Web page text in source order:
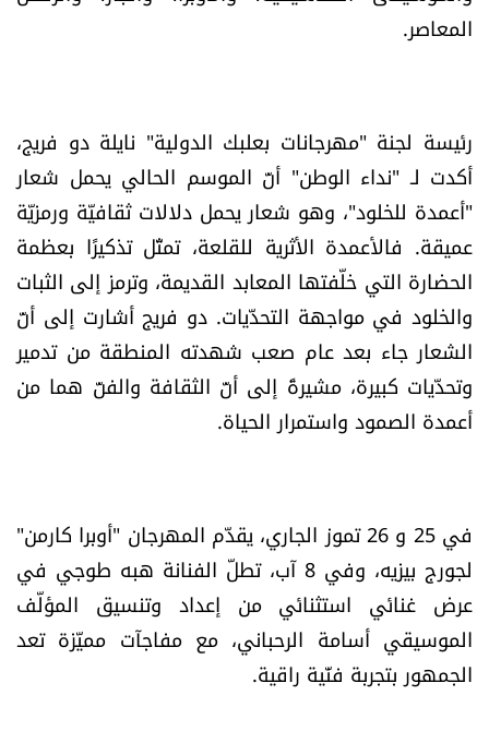
المعاصر.
رئيسة لجنة "مهرجانات بعلبك الدولية" نايلة دو فريج،
أكدت لـ "نداء الوطن" أنّ الموسم الحالي يحمل شعار
"أعمدة للخلود"، وهو شعار يحمل دلالات ثقافيّة ورمزيّة
عميقة. فالأعمدة الأثرية للقلعة، تمثّل تذكيرًا بعظمة
الحضارة التي خلّفتها المعابد القديمة، وترمز إلى الثبات
والخلود في مواجهة التحدّيات. دو فريج أشارت إلى أنّ
الشعار جاء بعد عام صعب شهدته المنطقة من تدمير
وتحدّيات كبيرة، مشيرةً إلى أنّ الثقافة والفنّ هما من
أعمدة الصمود واستمرار الحياة.
في 25 و 26 تموز الجاري، يقدّم المهرجان "أوبرا كارمن"
لجورج بيزيه، وفي 8 آب، تطلّ الفنانة هبه طوجي في
عرض غنائي استثنائي من إعداد وتنسيق المؤلّف
الموسيقي أسامة الرحباني، مع مفاجآت مميّزة تعد
الجمهور بتجربة فنّية راقية.